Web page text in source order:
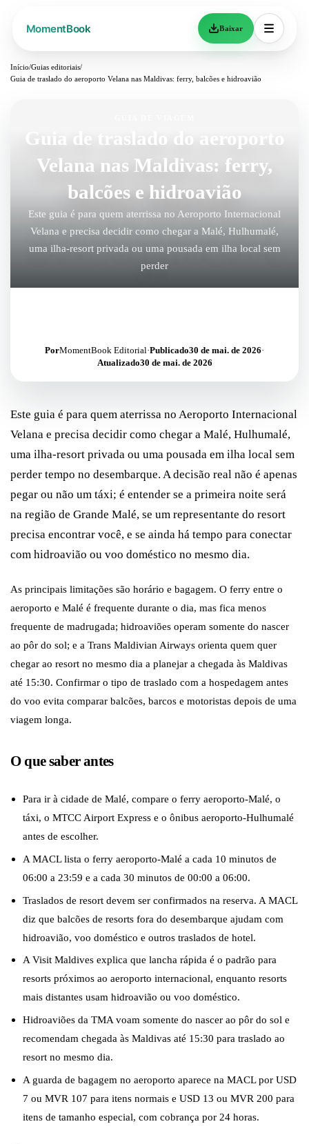
Baixar
Início/Guias editoriais/
Guia de traslado do aeroporto Velana nas Maldivas: ferry, balcões e hidroavião
Guia de traslado do aeroporto
Velana nas Maldivas: ferry,
balcões e hidroavião
Este guia é para quem aterrissa no Aeroporto Internacional
Velana e precisa decidir como chegar a Malé, Hulhumalé,
uma ilha-resort privada ou uma pousada em ilha local sem
perder
PorMomentBook Editorial·Publicado30 de mai. de 2026·
Atualizado30 de mai. de 2026
Este guia é para quem aterrissa no Aeroporto Internacional
Velana e precisa decidir como chegar a Malé, Hulhumalé,
uma ilha-resort privada ou uma pousada em ilha local sem
perder tempo no desembarque. A decisão real não é apenas
pegar ou não um táxi; é entender se a primeira noite será
na região de Grande Malé, se um representante do resort
precisa encontrar você, e se ainda há tempo para conectar
com hidroavião ou voo doméstico no mesmo dia.
As principais limitações são horário e bagagem. O ferry entre o
aeroporto e Malé é frequente durante o dia, mas fica menos
frequente de madrugada; hidroaviões operam somente do nascer
ao pôr do sol; e a Trans Maldivian Airways orienta quem quer
chegar ao resort no mesmo dia a planejar a chegada às Maldivas
até 15:30. Confirmar o tipo de traslado com a hospedagem antes
do voo evita comparar balcões, barcos e motoristas depois de uma
viagem longa.
O que saber antes
Para ir à cidade de Malé, compare o ferry aeroporto-Malé, o
táxi, o MTCC Airport Express e o ônibus aeroporto-Hulhumalé
antes de escolher.
A MACL lista o ferry aeroporto-Malé a cada 10 minutos de
06:00 a 23:59 e a cada 30 minutos de 00:00 a 06:00.
Traslados de resort devem ser confirmados na reserva. A MACL
diz que balcões de resorts fora do desembarque ajudam com
hidroavião, voo doméstico e outros traslados de hotel.
A Visit Maldives explica que lancha rápida é o padrão para
resorts próximos ao aeroporto internacional, enquanto resorts
mais distantes usam hidroavião ou voo doméstico.
Hidroaviões da TMA voam somente do nascer ao pôr do sol e
recomendam chegada às Maldivas até 15:30 para traslado ao
resort no mesmo dia.
A guarda de bagagem no aeroporto aparece na MACL por USD
7 ou MVR 107 para itens normais e USD 13 ou MVR 200 para
itens de tamanho especial, com cobrança por 24 horas.